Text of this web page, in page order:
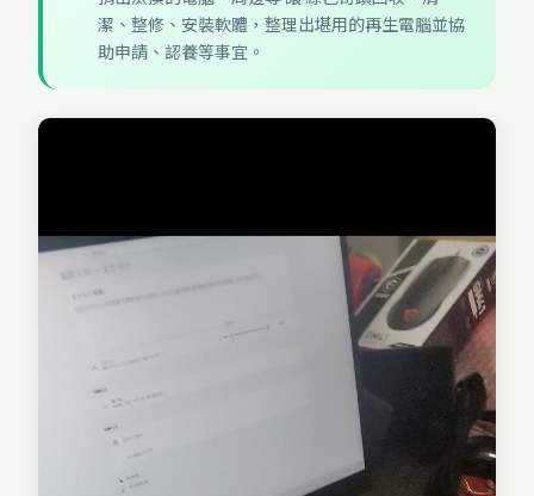
潔、整修、安裝軟體，整理出堪用的再生電腦並協
助申請、認養等事宜。